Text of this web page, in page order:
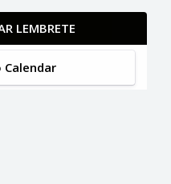
LEMBRETE